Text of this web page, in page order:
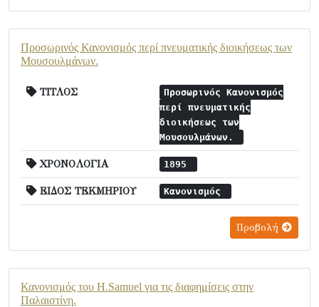
Προσωρινός Κανονισμός περί πνευματικής διοικήσεως των
Μουσουλμάνων.
ΤΙΤΛΟΣ
Προσωρινός Κανονισμός
περί πνευματικής
διοικήσεως των
Μουσουλμάνων.
ΧΡΟΝΟΛΟΓΙΑ 1895
ΕΙΔΟΣ ΤΕΚΜΗΡΙΟΥ Κανονισμός
Προβολή
Κανονισμός του H.Samuel για τις διαφημίσεις στην
Παλαιστίνη.